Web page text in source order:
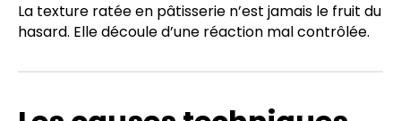
La texture ratée en pâtisserie n’est jamais le fruit du
hasard. Elle découle d’une réaction mal contrôlée.